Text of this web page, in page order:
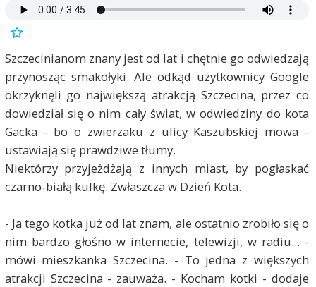
Szczecinianom znany jest od lat i chętnie go odwiedzają
przynosząc smakołyki. Ale odkąd użytkownicy Google
okrzyknęli go największą atrakcją Szczecina, przez co
dowiedział się o nim cały świat, w odwiedziny do kota
Gacka - bo o zwierzaku z ulicy Kaszubskiej mowa -
ustawiają się prawdziwe tłumy.
Niektórzy przyjeżdżają z innych miast, by pogłaskać
czarno-białą kulkę. Zwłaszcza w Dzień Kota.
- Ja tego kotka już od lat znam, ale ostatnio zrobiło się o
nim bardzo głośno w internecie, telewizji, w radiu... -
mówi mieszkanka Szczecina. - To jedna z większych
atrakcji Szczecina - zauważa. - Kocham kotki - dodaje